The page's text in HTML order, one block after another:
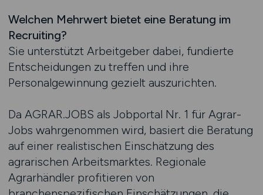
Welchen Mehrwert bietet eine Beratung im
Recruiting?
Sie unterstützt Arbeitgeber dabei, fundierte
Entscheidungen zu treffen und ihre
Personalgewinnung gezielt auszurichten.
Da AGRAR.JOBS als Jobportal Nr. 1 für Agrar-
Jobs wahrgenommen wird, basiert die Beratung
auf einer realistischen Einschätzung des
agrarischen Arbeitsmarktes. Regionale
Agrarhändler profitieren von